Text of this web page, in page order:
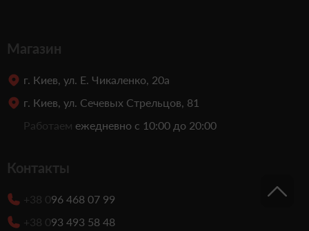
Магазин
г. Киев, ул. Е. Чикаленко, 20а
г. Киев, ул. Сечевых Стрельцов, 81
Работаем ежедневно с 10:00 до 20:00
Контакты
+38 096 468 07 99
+38 093 493 58 48